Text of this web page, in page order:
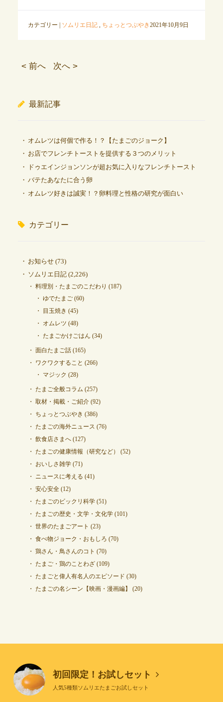
カテゴリー | ソムリエ日記, ちょっとつぶやき2021年10月9日
< 前へ 次へ >
最新記事
オムレツは何個で作る！？【たまごのジョーク】
お店でフレンチトーストを提供する３つのメリット
ドゥエインジョンソンが超お気に入りなフレンチトースト
バテたあなたに合う卵
オムレツ好きは誠実！？卵料理と性格の研究が面白い
カテゴリー
お知らせ(73)
ソムリエ日記(2,226)
料理別・たまごのこだわり (187)
ゆでたまご(60)
目玉焼き (45)
オムレツ (48)
たまごかけごはん (34)
面白たまご話(165)
ワクワクすること (266)
マジック (28)
たまご全般コラム (257)
取材・掲載・ご紹介(92)
ちょっとつぶやき (386)
たまごの海外ニュース (76)
飲食店さまへ(127)
たまごの健康情報（研究など）
(52)
おいしさ雑学(71)
ニュースに考える (41)
安心安全(12)
たまごのビックリ科学(51)
たまごの歴史・文学・文化学(101)
世界のたまごアート (23)
食べ物ジョーク・おもしろ (70)
鶏さん・鳥さんのコト (70)
たまご・鶏のことわざ(109)
たまごと偉人有名人のエピソード (30)
たまごの名シーン【映画・漫画編】
(20)
初回限定！お試しセット
人気5種類ソムリエたまごお試しセット